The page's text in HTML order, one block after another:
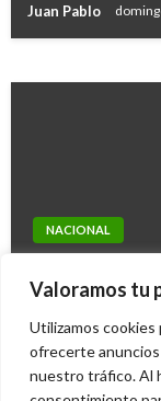
Valoramos tu
Utilizamos cookies
ofrecerte
nuestro tráfico. Al
Juan Pablo
NACIONAL
Gacha, alias
Giovanni Alarcón
NACIONAL
220
Giovanni Alarcón